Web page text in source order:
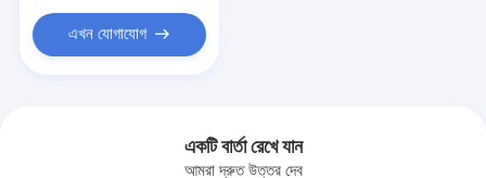
এখন যোগাযোগ
একটি বার্তা রেখে যান
আমরা দ্রুত উত্তর দেব